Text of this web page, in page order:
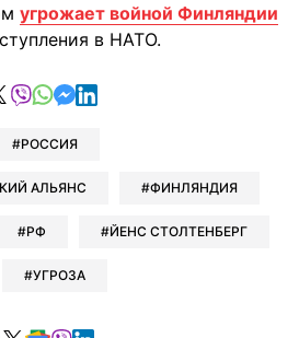
угрожает войной Финляндии
в НАТО.
в Telegram
в Facebook
поделиться в X
отправить в Viber
отправить в Whatsapp
отправить в Messenger
отправить в LinkedIn
РОССИЯ
АЛЬЯНС ФИНЛЯНДИЯ
РФ ЙЕНС СТОЛТЕНБЕРГ
УГРОЗА